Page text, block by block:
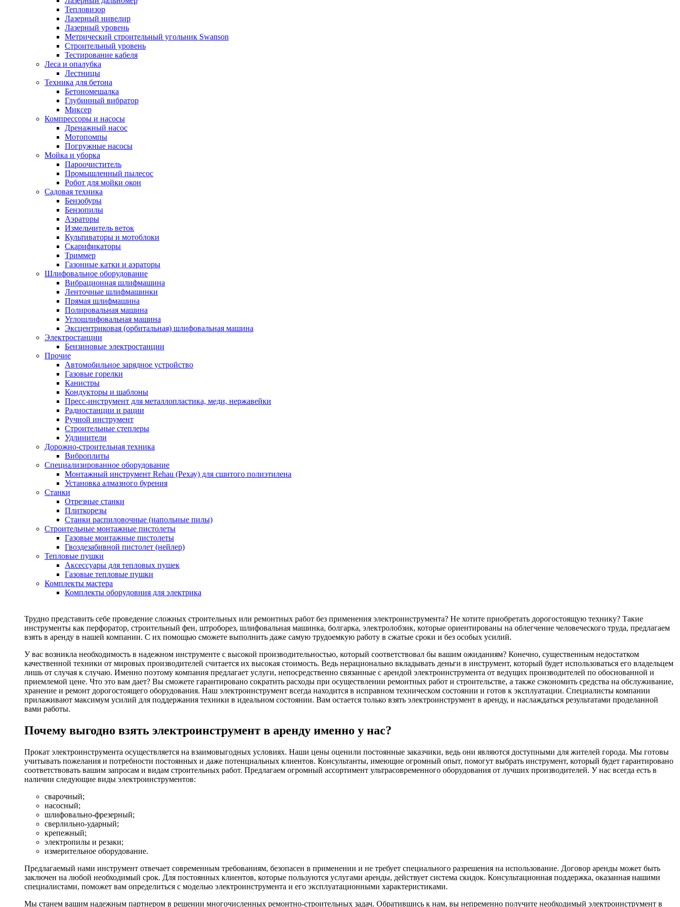
Тепловизор
Лазерный нивелир
Лазерный уровень
Метрический строительный угольник Swanson
Строительный уровень
Тестирование кабеля
Леса и опалубка
Лестницы
Техника для бетона
Бетономешалка
Глубинный вибратор
Миксер
Компрессоры и насосы
Дренажный насос
Мотопомпы
Погружные насосы
Мойка и уборка
Пароочиститель
Промышленный пылесос
Робот для мойки окон
Садовая техника
Бензобуры
Бензопилы
Аэраторы
Измельчитель веток
Культиваторы и мотоблоки
Скарификаторы
Триммер
Газонные катки и аэраторы
Шлифовальное оборудование
Вибрационная шлифмашина
Ленточные шлифмашинки
Прямая шлифмашина
Полировальная машина
Углошлифовальная машина
Эксцентриковая (орбитальная) шлифовальная машина
Электростанции
Бензиновые электростанции
Прочие
Автомобильное зарядное устройство
Газовые горелки
Канистры
Кондукторы и шаблоны
Пресс-инструмент для металлопластика, меди, нержавейки
Радиостанции и рации
Ручной инструмент
Строительные степлеры
Удлинители
Дорожно-строительная техника
Виброплиты
Специализированное оборудование
Монтажный инструмент Rehau (Рехау) для сшитого полиэтилена
Установка алмазного бурения
Станки
Отрезные станки
Плиткорезы
Станки распиловочные (напольные пилы)
Строительные монтажные пистолеты
Газовые монтажные пистолеты
Гвоздезабивной пистолет (нейлер)
Тепловые пушки
Аксессуары для тепловых пушек
Газовые тепловые пушки
Комплекты мастера
Комплекты оборудовния для электрика
Трудно представить себе проведение сложных строительных или ремонтных работ без применения электроинструмента? Не хотите приобретать дорогостоящую технику? Такие
инструменты как перфоратор, строительный фен, штроборез, шлифовальная машинка, болгарка, электролобзик, которые ориентированы на облегчение человеческого труда, предлагаем
взять в аренду в нашей компании. С их помощью сможете выполнить даже самую трудоемкую работу в сжатые сроки и без особых усилий.
У вас возникла необходимость в надежном инструменте с высокой производительностью, который соответствовал бы вашим ожиданиям? Конечно, существенным недостатком
качественной техники от мировых производителей считается их высокая стоимость. Ведь нерационально вкладывать деньги в инструмент, который будет использоваться его владельцем
лишь от случая к случаю. Именно поэтому компания предлагает услуги, непосредственно связанные с арендой электроинструмента от ведущих производителей по обоснованной и
приемлемой цене. Что это вам дает? Вы сможете гарантировано сократить расходы при осуществлении ремонтных работ и строительстве, а также сэкономить средства на обслуживание,
хранение и ремонт дорогостоящего оборудования. Наш электроинструмент всегда находится в исправном техническом состоянии и готов к эксплуатации. Специалисты компании
прилаживают максимум усилий для поддержания техники в идеальном состоянии. Вам остается только взять электроинструмент в аренду, и наслаждаться результатами проделанной
вами работы.
Почему выгодно взять электроинструмент в аренду именно у нас?
Прокат электроинструмента осуществляется на взаимовыгодных условиях. Наши цены оценили постоянные заказчики, ведь они являются доступными для жителей города. Мы готовы
учитывать пожелания и потребности постоянных и даже потенциальных клиентов. Консультанты, имеющие огромный опыт, помогут выбрать инструмент, который будет гарантировано
соответствовать вашим запросам и видам строительных работ. Предлагаем огромный ассортимент ультрасовременного оборудования от лучших производителей. У нас всегда есть в
наличии следующие виды электроинструментов:
сварочный;
насосный;
шлифовально-фрезерный;
сверлильно-ударный;
крепежный;
электропилы и резаки;
измерительное оборудование.
Предлагаемый нами инструмент отвечает современным требованиям, безопасен в применении и не требует специального разрешения на использование. Договор аренды может быть
заключен на любой необходимый срок. Для постоянных клиентов, которые пользуются услугами аренды, действует система скидок. Консультационная поддержка, оказанная нашими
специалистами, поможет вам определиться с моделью электроинструмента и его эксплуатационными характеристиками.
Мы станем вашим надежным партнером в решении многочисленных ремонтно-строительных задач. Обратившись к нам, вы непременно получите необходимый электроинструмент в